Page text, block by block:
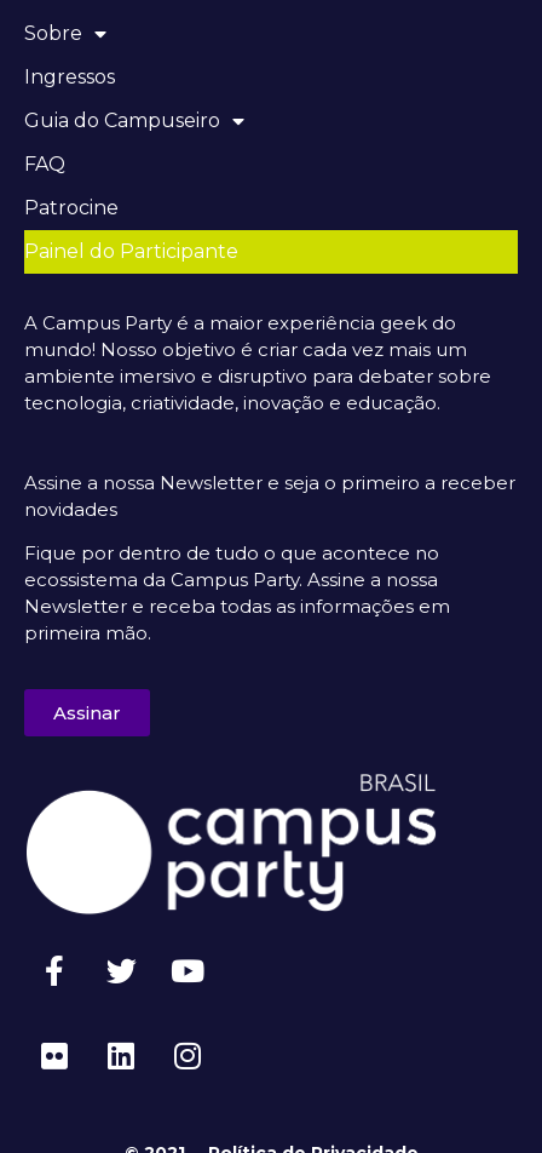
Sobre
Ingressos
Guia do Campuseiro
FAQ
Patrocine
Painel do Participante
A Campus Party é a maior experiência geek do
mundo! Nosso objetivo é criar cada vez mais um
ambiente imersivo e disruptivo para debater sobre
tecnologia, criatividade, inovação e educação.
Assine a nossa Newsletter e seja o primeiro a receber
novidades
Fique por dentro de tudo o que acontece no
ecossistema da Campus Party. Assine a nossa
Newsletter e receba todas as informações em
primeira mão.
Assinar